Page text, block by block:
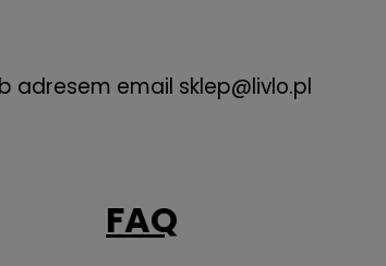
adresem email sklep@livlo.pl
FAQ